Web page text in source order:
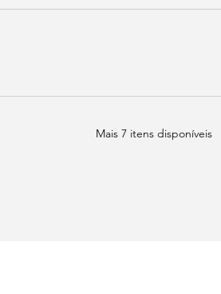
Mais 7 itens disponíveis